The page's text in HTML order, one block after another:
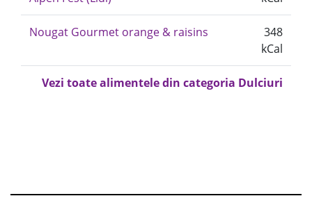
Nougat Gourmet orange & raisins
348
kCal
Vezi toate alimentele din categoria Dulciuri